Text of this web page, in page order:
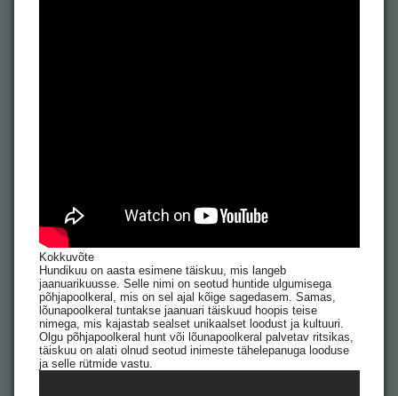
Kokkuvõte
Hundikuu on aasta esimene täiskuu, mis langeb
jaanuarikuusse. Selle nimi on seotud huntide ulgumisega
põhjapoolkeral, mis on sel ajal kõige sagedasem. Samas,
lõunapoolkeral tuntakse jaanuari täiskuud hoopis teise
nimega, mis kajastab sealset unikaalset loodust ja kultuuri.
Olgu põhjapoolkeral hunt või lõunapoolkeral palvetav ritsikas,
täiskuu on alati olnud seotud inimeste tähelepanuga looduse
ja selle rütmide vastu.